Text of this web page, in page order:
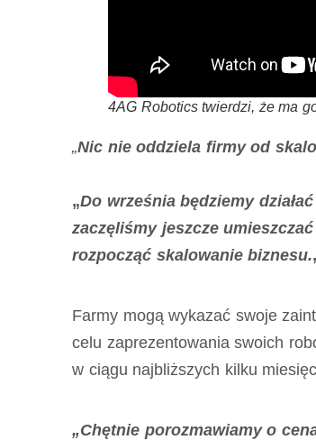
4AG Robotics twierdzi, że ma
„Nic nie oddziela firmy od
„Do września będziemy
zaczęliśmy jeszcze
rozpocząć skalowanie biznesu.
Farmy mogą wykazać swoje
celu zaprezentowania swoich
w ciągu najbliższych kilku
„Chętnie porozmawiamy o